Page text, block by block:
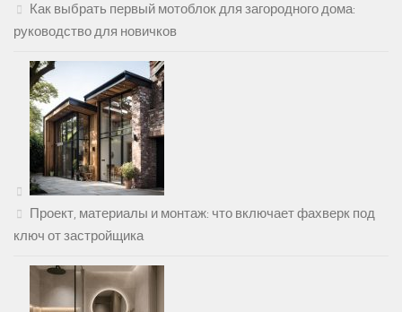
Как выбрать первый мотоблок для загородного дома:
руководство для новичков
Проект, материалы и монтаж: что включает фахверк под
ключ от застройщика